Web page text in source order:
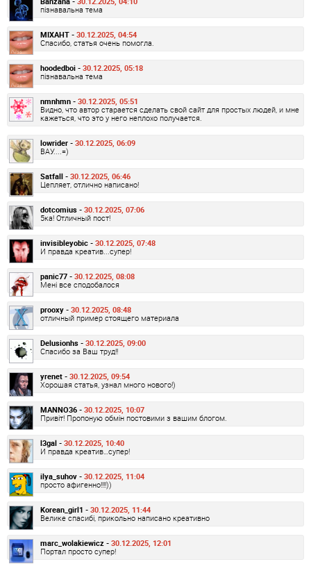
пізнавальна тема
MIXAHT - 30.12.2025, 04:54
Спасибо, статья очень помогла.
hoodedboi - 30.12.2025, 05:18
пізнавальна тема
nmnhmn - 30.12.2025, 05:51
Видно, что автор старается сделать свой сайт для простых людей, и мне
кажеться, что это у него неплохо получается.
lowrider - 30.12.2025, 06:09
ВАУ....=)
Satfall - 30.12.2025, 06:46
Цепляет, отлично написано!
dotcomius - 30.12.2025, 07:06
5ка! Отличный пост!
invisibleyobic - 30.12.2025, 07:48
И правда креатив...супер!
panic77 - 30.12.2025, 08:08
Мені все сподобалося
prooxy - 30.12.2025, 08:48
отличный пример стоящего материала
Delusionhs - 30.12.2025, 09:00
Спасибо за Ваш труд!!
yrenet - 30.12.2025, 09:54
Хорошая статья, узнал много нового!)
MANNO36 - 30.12.2025, 10:07
Привіт! Пропоную обмін постовими з вашим блогом.
l3gal - 30.12.2025, 10:40
И правда креатив…супер!
ilya_suhov - 30.12.2025, 11:04
просто афигенно!!!!))
Korean_girl1 - 30.12.2025, 11:44
Велике спасибі, прикольно написано креативно
marc_wolakiewicz - 30.12.2025, 12:01
Портал просто супер!